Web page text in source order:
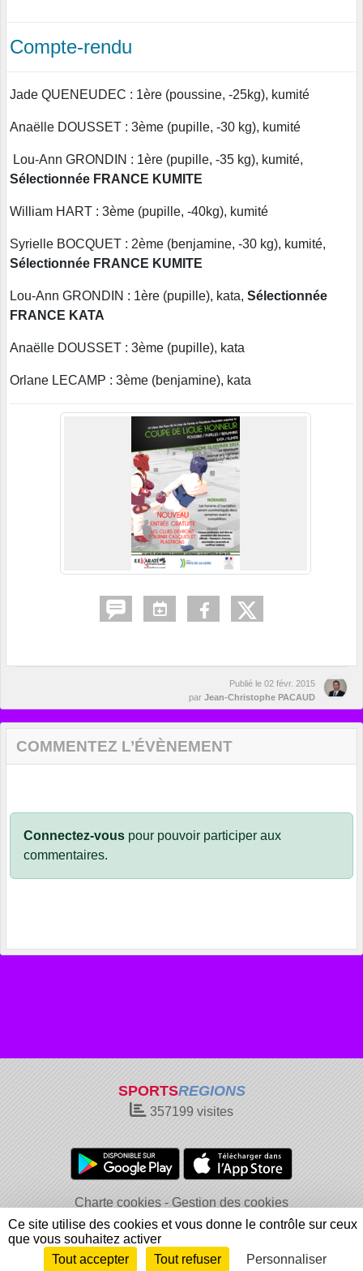
Compte-rendu
Jade QUENEUDEC : 1ère (poussine, -25kg), kumité
Anaëlle DOUSSET : 3ème (pupille, -30 kg), kumité
Lou-Ann GRONDIN : 1ère (pupille, -35 kg), kumité,
Sélectionnée FRANCE KUMITE
William HART : 3ème (pupille, -40kg), kumité
Syrielle BOCQUET : 2ème (benjamine, -30 kg), kumité,
Sélectionnée FRANCE KUMITE
Lou-Ann GRONDIN : 1ère (pupille), kata, Sélectionnée
FRANCE KATA
Anaëlle DOUSSET : 3ème (pupille), kata
Orlane LECAMP : 3ème (benjamine), kata
Publié le 02 févr. 2015
par Jean-Christophe PACAUD
COMMENTEZ L’ÉVÈNEMENT
Connectez-vous pour pouvoir participer aux
commentaires.
SPORTSREGIONS
357199 visites
Charte cookies
Gestion des cookies
Informations légales
Signaler un contenu inapproprié
Envie de participer ? Connexion
Ce site utilise des cookies et vous donne le contrôle sur ceux
que vous souhaitez activer
Tout accepter
Tout refuser Personnaliser